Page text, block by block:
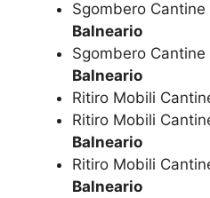
Sgombero Cantine
Balneario
Sgombero
Balneario
Ritiro Mobili
Ritiro Mobili
Balneario
Ritiro Mobili
Balneario